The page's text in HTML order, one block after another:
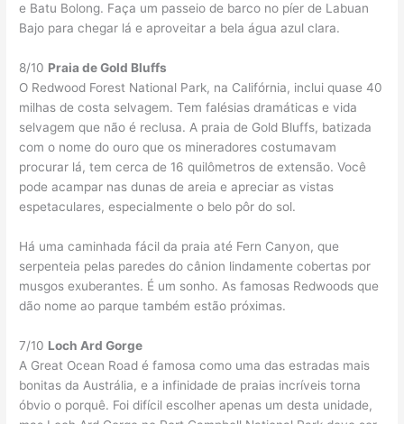
e Batu Bolong. Faça um passeio de barco no píer de Labuan
Bajo para chegar lá e aproveitar a bela água azul clara.
8/10 Praia de Gold Bluffs
O Redwood Forest National Park, na Califórnia, inclui quase 40
milhas de costa selvagem. Tem falésias dramáticas e vida
selvagem que não é reclusa. A praia de Gold Bluffs, batizada
com o nome do ouro que os mineradores costumavam
procurar lá, tem cerca de 16 quilômetros de extensão. Você
pode acampar nas dunas de areia e apreciar as vistas
espetaculares, especialmente o belo pôr do sol.
Há uma caminhada fácil da praia até Fern Canyon, que
serpenteia pelas paredes do cânion lindamente cobertas por
musgos exuberantes. É um sonho. As famosas Redwoods que
dão nome ao parque também estão próximas.
7/10 Loch Ard Gorge
A Great Ocean Road é famosa como uma das estradas mais
bonitas da Austrália, e a infinidade de praias incríveis torna
óbvio o porquê. Foi difícil escolher apenas um desta unidade,